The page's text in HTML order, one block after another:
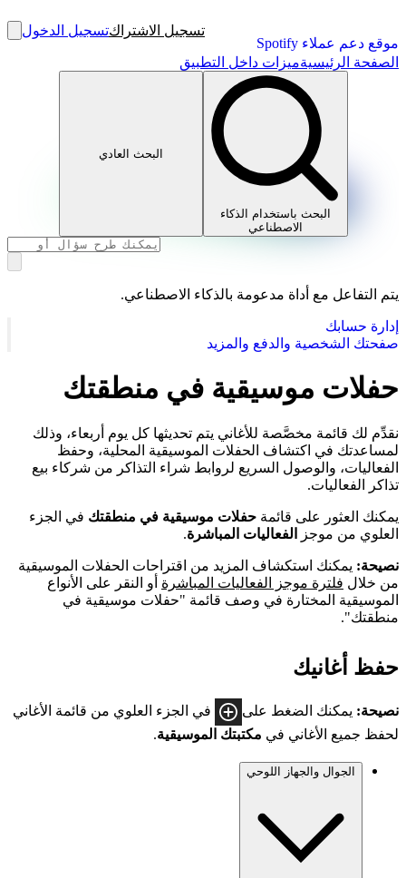
موقع دعم عملاء Spotify
تسجيل الاشتراكتسجيل الدخول
الصفحة الرئيسيةميزات داخل التطبيق
البحث باستخدام الذكاء
الاصطناعي
البحث العادي
يتم التفاعل مع أداة مدعومة بالذكاء الاصطناعي.
إدارة حسابك
صفحتك الشخصية والدفع والمزيد
حفلات موسيقية في منطقتك
نقدِّم لك قائمة مخصَّصة للأغاني يتم تحديثها كل يوم أربعاء، وذلك
لمساعدتك في اكتشاف الحفلات الموسيقية المحلية، وحفظ
الفعاليات، والوصول السريع لروابط شراء التذاكر من شركاء بيع
تذاكر الفعاليات.
يمكنك العثور على قائمة حفلات موسيقية في منطقتك في الجزء
العلوي من موجز
الفعاليات المباشرة.
نصيحة: يمكنك استكشاف المزيد من اقتراحات الحفلات الموسيقية
من خلال فلترة موجز الفعاليات المباشرة أو النقر على الأنواع
الموسيقية المختارة في وصف قائمة "حفلات موسيقية في
منطقتك".
حفظ أغانيك
نصيحة: يمكنك الضغط على
في الجزء العلوي من قائمة الأغاني
لحفظ جميع الأغاني في مكتبتك الموسيقية.
الجوال والجهاز اللوحي